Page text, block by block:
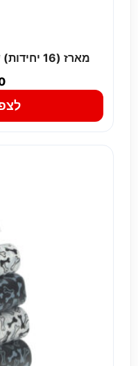
מארז (16 יחידות) שקיות איסוף צרכים לכלב